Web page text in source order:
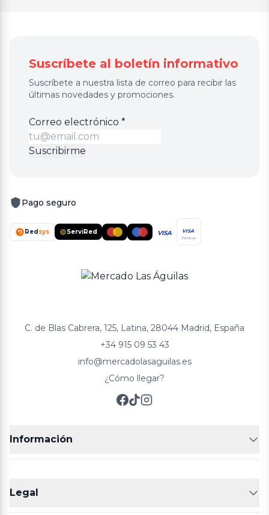
Suscríbete al boletín informativo
Suscríbete a nuestra lista de correo para recibir las
últimas novedades y promociones.
Correo
electrónico
Correo electrónico *
Suscribirme
Pago seguro
Redsys ServiRed VISA VISA
Electron
C. de Blas Cabrera, 125, Latina, 28044 Madrid, España
+34 915 09 53 43
info@mercadolasaguilas.es
¿Cómo llegar?
Información
FRUTERÍAS
POLLERÍA
CHARCUTERIA
Legal